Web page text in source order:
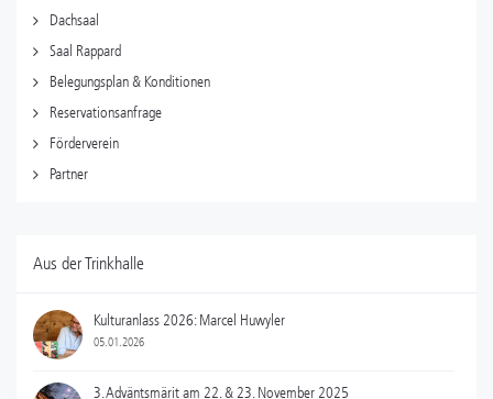
Dachsaal
Saal Rappard
Belegungsplan & Konditionen
Reservationsanfrage
Förderverein
Partner
Aus der Trinkhalle
Kulturanlass 2026: Marcel Huwyler
05.01.2026
3. Adväntsmärit am 22. & 23. November 2025